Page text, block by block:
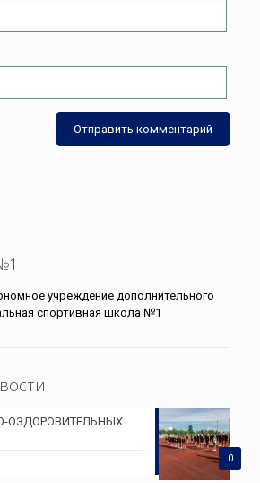
учреждение дополнительного
спортивная школа №1
0
ОЗДОРОВИТЕЛЬНЫХ